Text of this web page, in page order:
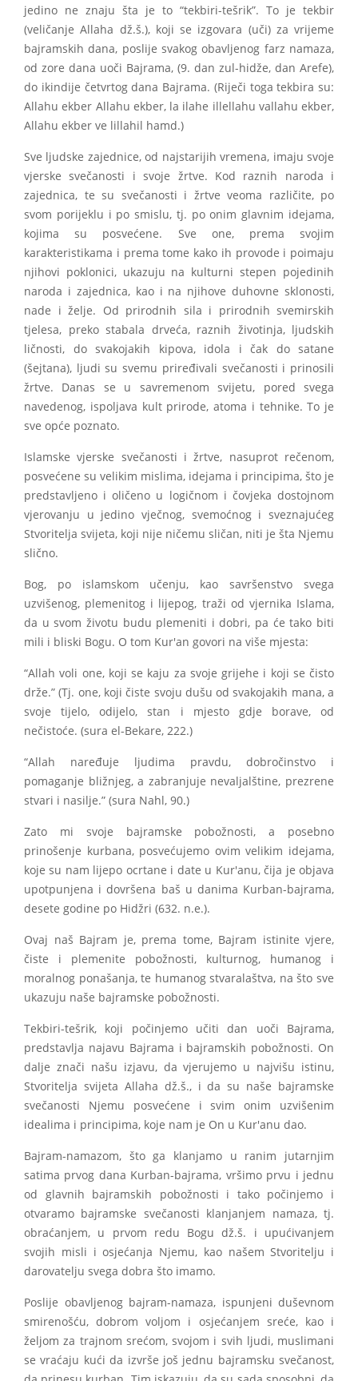
jedino ne znaju šta je to “tekbiri-tešrik”. To je tekbir
(veličanje Allaha dž.š.), koji se izgovara (uči) za vrijeme
bajramskih dana, poslije svakog obavljenog farz namaza,
od zore dana uoči Bajrama, (9. dan zul-hidže, dan Arefe),
do ikindije četvrtog dana Bajrama. (Riječi toga tekbira su:
Allahu ekber Allahu ekber, la ilahe illellahu vallahu ekber,
Allahu ekber ve lillahil hamd.)
Sve ljudske zajednice, od najstarijih vremena, imaju svoje
vjerske svečanosti i svoje žrtve. Kod raznih naroda i
zajednica, te su svečanosti i žrtve veoma različite, po
svom porijeklu i po smislu, tj. po onim glavnim idejama,
kojima su posvećene. Sve one, prema svojim
karakteristikama i prema tome kako ih provode i poimaju
njihovi poklonici, ukazuju na kulturni stepen pojedinih
naroda i zajednica, kao i na njihove duhovne sklonosti,
nade i želje. Od prirodnih sila i prirodnih svemirskih
tjelesa, preko stabala drveća, raznih životinja, ljudskih
ličnosti, do svakojakih kipova, idola i čak do satane
(šejtana), ljudi su svemu priređivali svečanosti i prinosili
žrtve. Danas se u savremenom svijetu, pored svega
navedenog, ispoljava kult prirode, atoma i tehnike. To je
sve opće poznato.
Islamske vjerske svečanosti i žrtve, nasuprot rečenom,
posvećene su velikim mislima, idejama i principima, što je
predstavljeno i oličeno u logičnom i čovjeka dostojnom
vjerovanju u jedino vječnog, svemoćnog i sveznajućeg
Stvoritelja svijeta, koji nije ničemu sličan, niti je šta Njemu
slično.
Bog, po islamskom učenju, kao savršenstvo svega
uzvišenog, plemenitog i lijepog, traži od vjernika Islama,
da u svom životu budu plemeniti i dobri, pa će tako biti
mili i bliski Bogu. O tom Kur'an govori na više mjesta:
“Allah voli one, koji se kaju za svoje grijehe i koji se čisto
drže.” (Tj. one, koji čiste svoju dušu od svakojakih mana, a
svoje tijelo, odijelo, stan i mjesto gdje borave, od
nečistoće. (sura el-Bekare, 222.)
“Allah naređuje ljudima pravdu, dobročinstvo i
pomaganje bližnjeg, a zabranjuje nevaljalštine, prezrene
stvari i nasilje.” (sura Nahl, 90.)
Zato mi svoje bajramske pobožnosti, a posebno
prinošenje kurbana, posvećujemo ovim velikim idejama,
koje su nam lijepo ocrtane i date u Kur'anu, čija je objava
upotpunjena i dovršena baš u danima Kurban-bajrama,
desete godine po Hidžri (632. n.e.).
Ovaj naš Bajram je, prema tome, Bajram istinite vjere,
čiste i plemenite pobožnosti, kulturnog, humanog i
moralnog ponašanja, te humanog stvaralaštva, na što sve
ukazuju naše bajramske pobožnosti.
Tekbiri-tešrik, koji počinjemo učiti dan uoči Bajrama,
predstavlja najavu Bajrama i bajramskih pobožnosti. On
dalje znači našu izjavu, da vjerujemo u najvišu istinu,
Stvoritelja svijeta Allaha dž.š., i da su naše bajramske
svečanosti Njemu posvećene i svim onim uzvišenim
idealima i principima, koje nam je On u Kur'anu dao.
Bajram-namazom, što ga klanjamo u ranim jutarnjim
satima prvog dana Kurban-bajrama, vršimo prvu i jednu
od glavnih bajramskih pobožnosti i tako počinjemo i
otvaramo bajramske svečanosti klanjanjem namaza, tj.
obraćanjem, u prvom redu Bogu dž.š. i upućivanjem
svojih misli i osjećanja Njemu, kao našem Stvoritelju i
darovatelju svega dobra što imamo.
Poslije obavljenog bajram-namaza, ispunjeni duševnom
smirenošću, dobrom voljom i osjećanjem sreće, kao i
željom za trajnom srećom, svojom i svih ljudi, muslimani
se vraćaju kući da izvrše još jednu bajramsku svečanost,